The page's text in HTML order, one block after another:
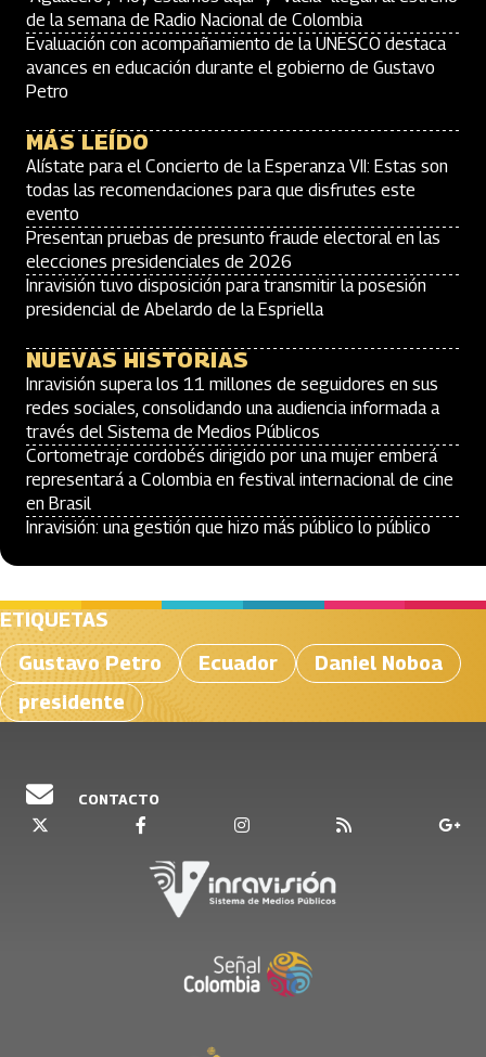
de la semana de Radio Nacional de Colombia
Evaluación con acompañamiento de la UNESCO destaca
avances en educación durante el gobierno de Gustavo
Petro
MÁS LEÍDO
Alístate para el Concierto de la Esperanza VII: Estas son
todas las recomendaciones para que disfrutes este
evento
Presentan pruebas de presunto fraude electoral en las
elecciones presidenciales de 2026
Inravisión tuvo disposición para transmitir la posesión
presidencial de Abelardo de la Espriella
NUEVAS HISTORIAS
Inravisión supera los 11 millones de seguidores en sus
redes sociales, consolidando una audiencia informada a
través del Sistema de Medios Públicos
Cortometraje cordobés dirigido por una mujer emberá
representará a Colombia en festival internacional de cine
en Brasil
Inravisión: una gestión que hizo más público lo público
ETIQUETAS
Gustavo Petro
Ecuador
Daniel Noboa
presidente
CONTACTO